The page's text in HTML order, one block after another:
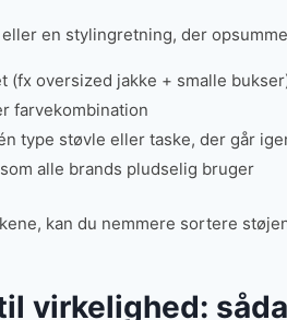
en stylingretning, der
(fx oversized jakke + smalle
farvekombination
type støvle eller taske, der går
alle brands pludselig bruger
kan du nemmere sortere
virkelighed: